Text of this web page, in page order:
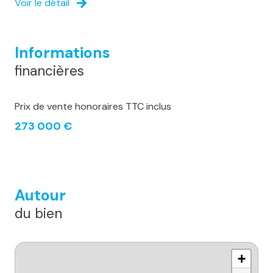
Voir le détail
Informations
financières
Prix de vente honoraires TTC inclus
273 000 €
Autour
du bien
+